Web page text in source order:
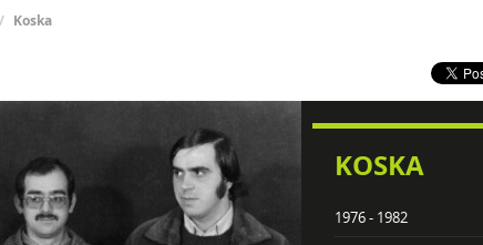
Koska
KOSKA
1976 - 1982